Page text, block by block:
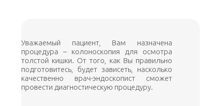
Уважаемый пациент, Вам назначена
процедура – колоноскопия для осмотра
толстой кишки. От того, как Вы правильно
подготовитесь, будет зависеть, насколько
качественно врач-эндоскопист сможет
провести диагностическую процедуру.